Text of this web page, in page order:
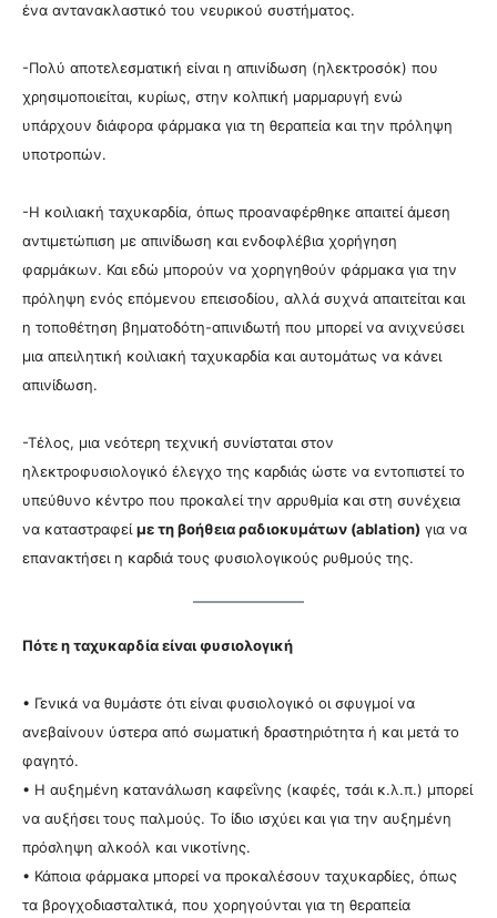
ένα αντανακλαστικό του νευρικού συστήματος.
-Πολύ αποτελεσματική είναι η απινίδωση (ηλεκτροσόκ) που
χρησιμοποιείται, κυρίως, στην κολπική μαρμαρυγή ενώ
υπάρχουν διάφορα φάρμακα για τη θεραπεία και την πρόληψη
υποτροπών.
-Η κοιλιακή ταχυκαρδία, όπως προαναφέρθηκε απαιτεί άμεση
αντιμετώπιση με απινίδωση και ενδοφλέβια χορήγηση
φαρμάκων. Και εδώ μπορούν να χορηγηθούν φάρμακα για την
πρόληψη ενός επόμενου επεισοδίου, αλλά συχνά απαιτείται και
η τοποθέτηση βηματοδότη-απινιδωτή που μπορεί να ανιχνεύσει
μια απειλητική κοιλιακή ταχυκαρδία και αυτομάτως να κάνει
απινίδωση.
-Τέλος, μια νεότερη τεχνική συνίσταται στον
ηλεκτροφυσιολογικό έλεγχο της καρδιάς ώστε να εντοπιστεί το
υπεύθυνο κέντρο που προκαλεί την αρρυθμία και στη συνέχεια
να καταστραφεί με τη βοήθεια ραδιοκυμάτων (ablation) για να
επανακτήσει η καρδιά τους φυσιολογικούς ρυθμούς της.
Πότε η ταχυκαρδία είναι φυσιολογική
• Γενικά να θυμάστε ότι είναι φυσιολογικό οι σφυγμοί να
ανεβαίνουν ύστερα από σωματική δραστηριότητα ή και μετά το
φαγητό.
• Η αυξημένη κατανάλωση καφεΐνης (καφές, τσάι κ.λ.π.) μπορεί
να αυξήσει τους παλμούς. Το ίδιο ισχύει και για την αυξημένη
πρόσληψη αλκοόλ και νικοτίνης.
• Κάποια φάρμακα μπορεί να προκαλέσουν ταχυκαρδίες, όπως
τα βρογχοδιασταλτικά, που χορηγούνται για τη θεραπεία